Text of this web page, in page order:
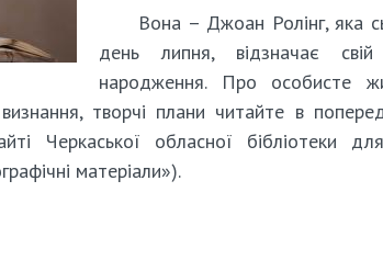
Вона – Джоан Ролінг, яка
день липня, відзначає
народження. Про особисте
творчі плани читайте в
Черкаської обласної бібліотеки
матеріали»).